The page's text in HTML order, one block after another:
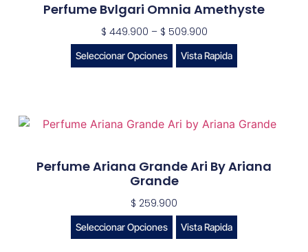
Perfume Bvlgari Omnia Amethyste
$ 449.900 – $ 509.900
Seleccionar Opciones Vista Rapida
Perfume Ariana Grande Ari By Ariana
Grande
$ 259.900
Seleccionar Opciones Vista Rapida